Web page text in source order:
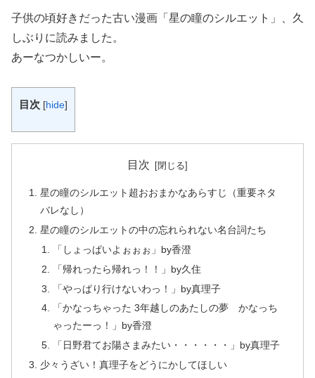
子供の頃好きだった古い漫画「星の瞳のシルエット」、久
しぶりに読みました。
あーなつかしいー。
目次 [hide]
目次
星の瞳のシルエット超おおまかなあらすじ（重要ネタ
バレなし）
星の瞳のシルエットの中の忘れられない名台詞たち
「しょっぱいよぉぉぉ」by香澄
「帰れったら帰れっ！！」by久住
「やっぱり行けないわっ！」by真理子
「かなっちゃった 3年越しのあたしの夢 かなっち
ゃったーっ！」by香澄
「日野君てお陽さまみたい・・・・・・」by真理子
少々うざい！真理子をどうにかしてほしい